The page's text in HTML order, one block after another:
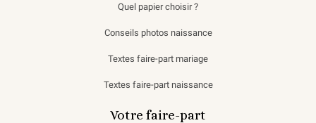
Quel papier choisir ?
Conseils photos naissance
Textes faire-part mariage
Textes faire-part naissance
Votre faire-part